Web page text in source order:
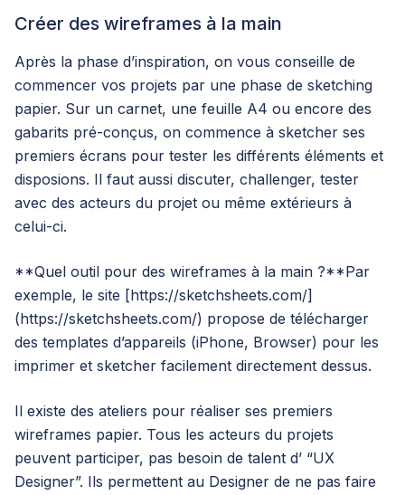
Créer des wireframes à la main
Après la phase d’inspiration, on vous conseille de
commencer vos projets par une phase de sketching
papier. Sur un carnet, une feuille A4 ou encore des
gabarits pré-conçus, on commence à sketcher ses
premiers écrans pour tester les différents éléments et
disposions. Il faut aussi discuter, challenger, tester
avec des acteurs du projet ou même extérieurs à
celui-ci.
**Quel outil pour des wireframes à la main ?**Par
exemple, le site [https://sketchsheets.com/]
(https://sketchsheets.com/) propose de télécharger
des templates d’appareils (iPhone, Browser) pour les
imprimer et sketcher facilement directement dessus.
Il existe des ateliers pour réaliser ses premiers
wireframes papier. Tous les acteurs du projets
peuvent participer, pas besoin de talent d’ “UX
Designer”. Ils permettent au Designer de ne pas faire